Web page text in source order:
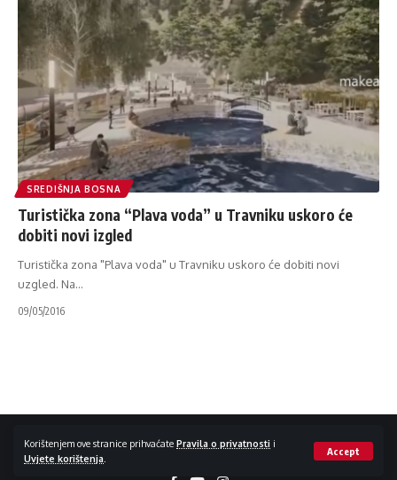
Korištenjem ove stranice prihvaćate Pravila o privatnosti i
Uvjete korištenja
Accept
SREDIŠNJA BOSNA
Turistička zona “Plava voda” u Travniku uskoro će
dobiti novi izgled
Turistička zona "Plava voda" u Travniku uskoro će dobiti novi
uzgled. Na…
09/05/2016